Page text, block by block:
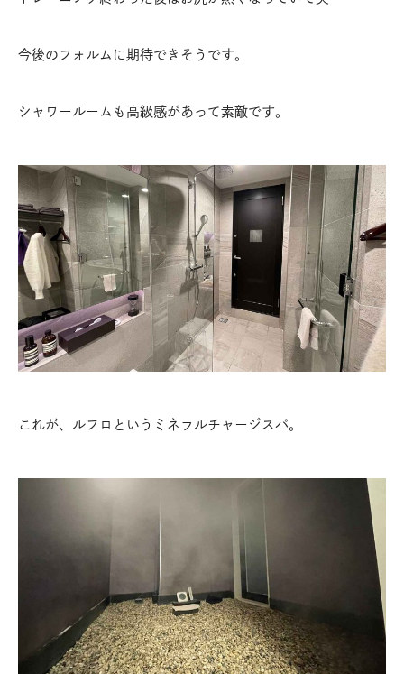
今後のフォルムに期待できそうです。
シャワールームも高級感があって素敵です。
これが、ルフロというミネラルチャージスパ。